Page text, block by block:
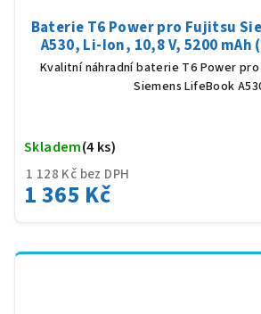
Baterie T6 Power pro Fujitsu
A530, Li-Ion, 10,8 V, 5200 mAh
Kvalitní náhradní baterie T6 Power
Siemens LifeBook
1 128 Kč bez DPH
1 365 Kč
Skladem(4 ks)